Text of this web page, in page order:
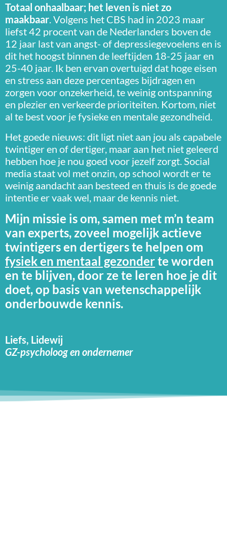
Totaal onhaalbaar; het leven is niet zo
maakbaar Volgens het CBS had in 2023 maar
liefst 42 procent van de Nederlanders boven de
12 jaar last van angst- of depressiegevoelens en is
dit het hoogst binnen de leeftijden 18-25 jaar en
25-40 jaar. Ik ben ervan overtuigd dat hoge eisen
en stress aan deze percentages bijdragen en
zorgen voor onzekerheid, te weinig ontspanning
en plezier en verkeerde prioriteiten. Kortom, niet
al te best voor je fysieke en mentale gezondheid.
Het goede nieuws: dit ligt niet aan jou als capabele
twintiger en of dertiger, maar aan het niet geleerd
hebben hoe je nou goed voor jezelf zorgt. Social
media staat vol met onzin, op school wordt er te
weinig aandacht aan besteed en thuis is de goede
intentie er vaak wel, maar de kennis niet.
Mijn missie is om, samen met m’n team
van experts, zoveel mogelijk actieve
twintigers en dertigers te helpen om
fysiek en mentaal gezonderte worden
en te blijven, door ze te leren hoe je dit
doet, op basis van wetenschappelijk
onderbouwde kennis.
Liefs, Lidewij
GZ-psycholoog en ondernemer